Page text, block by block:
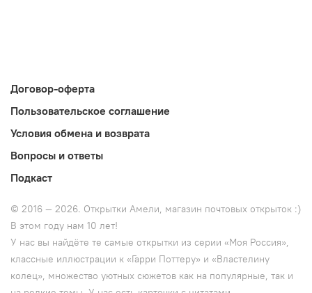
Договор-оферта
Пользовательское соглашение
Условия обмена и возврата
Вопросы и ответы
Подкаст
© 2016 — 2026. Открытки Амели, магазин почтовых открыток :)
В этом году нам 10 лет!
У нас вы найдёте те самые открытки из серии «Моя Россия»,
классные иллюстрации к «Гарри Поттеру» и «Властелину
колец», множество уютных сюжетов как на популярные, так и